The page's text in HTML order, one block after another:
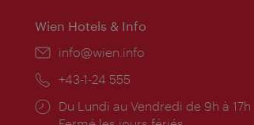
Wien Hotels & Info
E-
info@wien.info
Téléphone:
+43-1-24 555
Horaires
Du Lundi au Vendredi de 9h à 17h